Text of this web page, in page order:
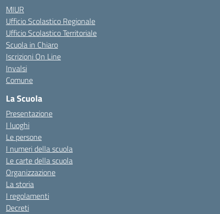
MIUR
Ufficio Scolastico Regionale
Ufficio Scolastico Territoriale
Scuola in Chiaro
Iscrizioni On Line
Invalsi
Comune
La Scuola
Presentazione
I luoghi
Le persone
I numeri della scuola
Le carte della scuola
Organizzazione
La storia
I regolamenti
Decreti